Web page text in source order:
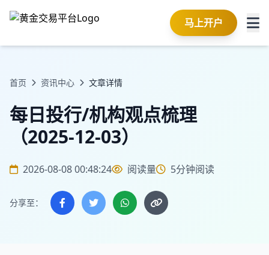
马上开户
首页 资讯中心 文章详情
每日投行/机构观点梳理
（2025-12-03）
2026-08-08 00:48:24 阅读量 5分钟阅读
分享至：